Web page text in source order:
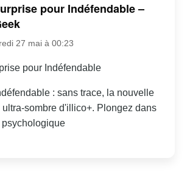
pour Indéfendable –
27 mai à 00:23
pour Indéfendable
: sans trace, la nouvelle
sombre d'illico+. Plongez dans